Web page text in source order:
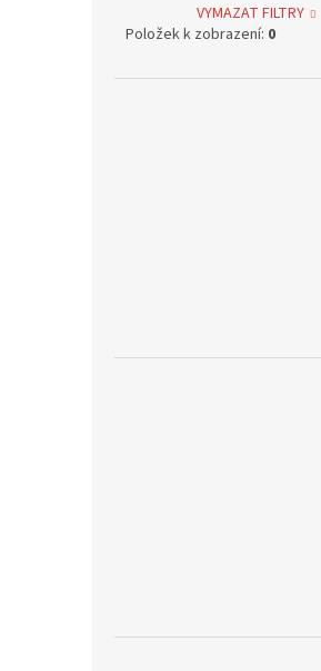
VYMAZAT FILTRY
Položek k zobrazení: 0